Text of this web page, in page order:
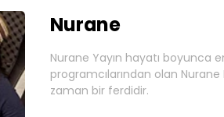
Nurane
Nurane Yayın hayatı boyunca
programcılarından olan
zaman bir ferdidir.